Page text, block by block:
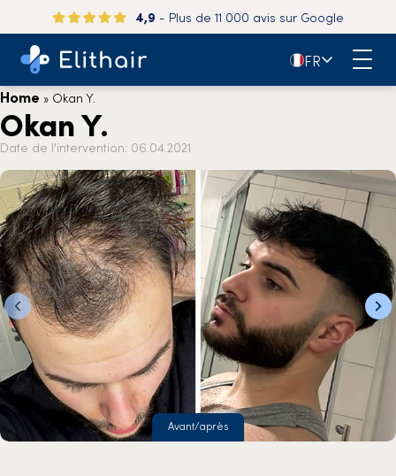
4,9 - Plus de 11 000 avis sur Google
🇫🇷FR
Home » Okan Y.
Okan Y.
Date de l'intervention: 06.04.2021
Avant/après